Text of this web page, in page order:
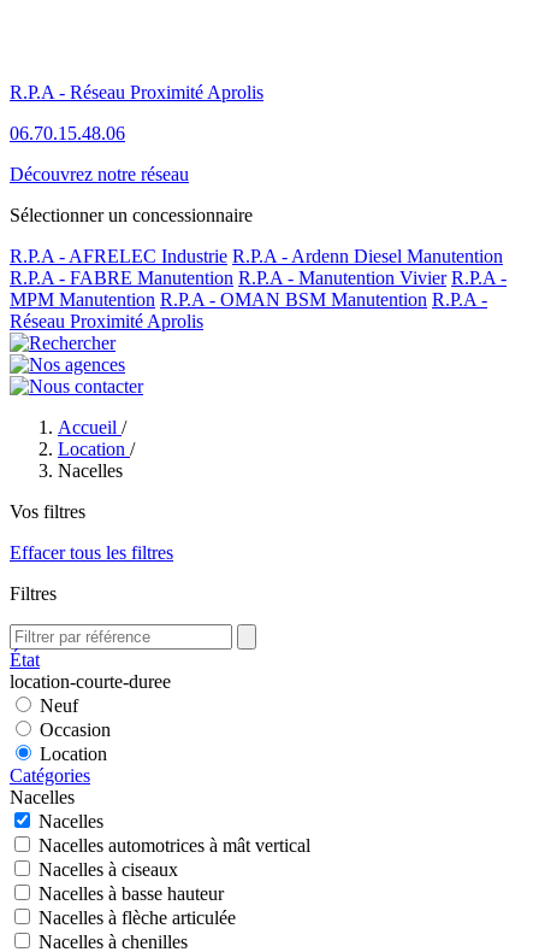
R.P.A - Réseau Proximité Aprolis
06.70.15.48.06
Découvrez notre réseau
Sélectionner un concessionnaire
R.P.A - AFRELEC Industrie R.P.A - Ardenn Diesel Manutention
R.P.A - FABRE Manutention R.P.A - Manutention Vivier R.P.A -
MPM Manutention R.P.A - OMAN BSM Manutention R.P.A -
Réseau Proximité Aprolis
Accueil /
Location /
Nacelles
Vos filtres
Effacer tous les filtres
Filtres
État
location-courte-duree
Neuf
Occasion
Location
Catégories
Nacelles
Nacelles
Nacelles automotrices à mât vertical
Nacelles à ciseaux
Nacelles à basse hauteur
Nacelles à flèche articulée
Nacelles à chenilles